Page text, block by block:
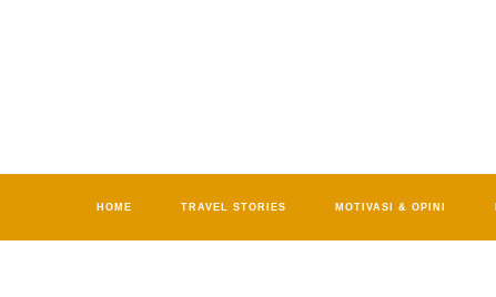
HOME TRAVEL STORIES MOTIVASI & OPINI